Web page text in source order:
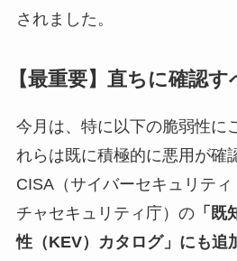
されました。
【最重要】直ちに確認
今月は、特に以下の脆弱性に
れらは既に積極的に悪用が確
CISA（サイバーセキュリテ
チャセキュリティ庁）の「既
性（KEV）カタログ」にも追